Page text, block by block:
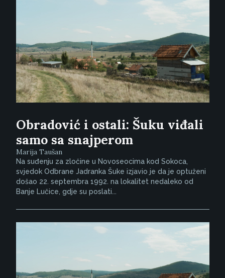
Obradović i ostali: Šuku viđali
samo sa snajperom
Marija Taušan
Na suđenju za zločine u Novoseocima kod Sokoca,
svjedok Odbrane Jadranka Šuke izjavio je da je optuženi
došao 22. septembra 1992. na lokalitet nedaleko od
Banje Lučice, gdje su poslati...